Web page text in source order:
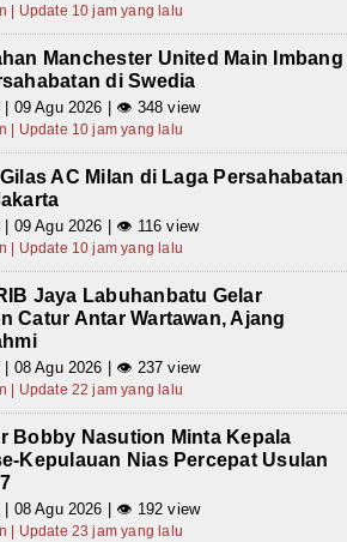
| Update 10 jam yang lalu
Manchester United Main Imbang
di Swedia
| 09 Agu 2026 | 👁 348 view
| Update 10 jam yang lalu
AC Milan di Laga Persahabatan
| 09 Agu 2026 | 👁 116 view
| Update 10 jam yang lalu
Jaya Labuhanbatu Gelar
Catur Antar Wartawan, Ajang
| 08 Agu 2026 | 👁 237 view
| Update 22 jam yang lalu
Bobby Nasution Minta Kepala
Kepulauan Nias Percepat Usulan
| 08 Agu 2026 | 👁 192 view
| Update 23 jam yang lalu